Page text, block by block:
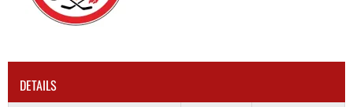
DETAILS